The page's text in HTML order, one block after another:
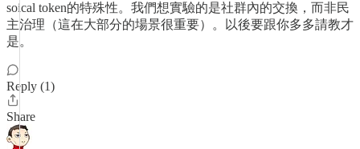
soical token的特殊性。我們想實驗的是社群內的交換，而非民
主治理（這在大部分的場景很重要）。以後要跟你多多請教才
是。
Reply (1)
Share